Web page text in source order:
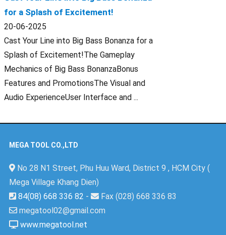
for a Splash of Excitement!
20-06-2025
Cast Your Line into Big Bass Bonanza for a
Splash of Excitement!The Gameplay
Mechanics of Big Bass BonanzaBonus
Features and PromotionsThe Visual and
Audio ExperienceUser Interface and ...
MEGA TOOL CO.,LTD
No 28 N1 Street, Phu Huu Ward, District 9 , HCM City (
Mega Village Khang Dien)
84(08) 668 336 82 -
Fax (028) 668 336 83
megatool02@gmail.com
www.megatool.net